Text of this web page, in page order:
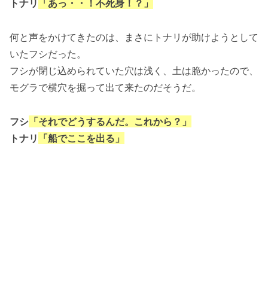
トナリ 「あっ・・！不死身！？」
何と声をかけてきたのは、まさにトナリが助けようとして
いたフシだった。
フシが閉じ込められていた穴は浅く、土は脆かったので、
モグラで横穴を掘って出て来たのだそうだ。
フシ 「それでどうするんだ。これから？」
トナリ 「船でここを出る」